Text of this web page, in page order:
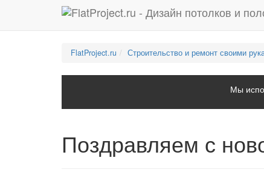
FlatProject.ru Строительство и ремонт своими
Мы
Поздравляем с